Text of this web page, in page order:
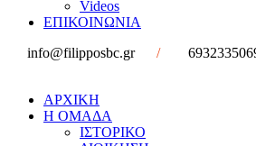
Videos
ΕΠΙΚΟΙΝΩΝΙΑ
info@filipposbc.gr
/
ΑΡΧΙΚΗ
Η ΟΜΑΔΑ
ΙΣΤΟΡΙΚΟ